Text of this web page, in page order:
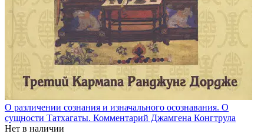
О различении сознания и изначального осознавания. О
сущности Татхагаты. Комментарий Джамгена Конгтрула
Нет в наличии